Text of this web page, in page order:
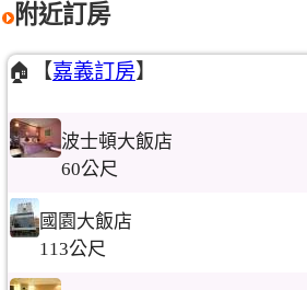
附近訂房
🏠【嘉義訂房】
波士頓大飯店
60公尺
國園大飯店
113公尺